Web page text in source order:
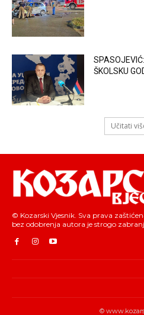
ŠKOLSKU
Učitati
© Kozarski Vjesnik. Sva prava
bez odobrenja autora je strogo
©